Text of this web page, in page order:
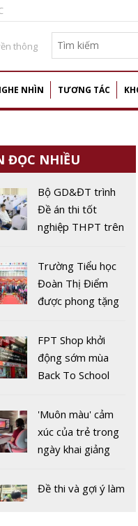
thông
NHÌN TƯƠNG TÁC
ĐỌC NHIỀU
Bộ GD&ĐT trình
Đề án thi tốt
nghiệp THPT trên
tham gia xây
dựng ngân hàng
đề
Trường Tiểu học
Đoàn Thị Điểm
được phong tặng
hùng Lao động
FPT Shop khởi
động sớm mùa
Back To School
'Muôn màu' cảm
xúc của trẻ trong
ngày khai giảng
Đề thi và gợi ý làm